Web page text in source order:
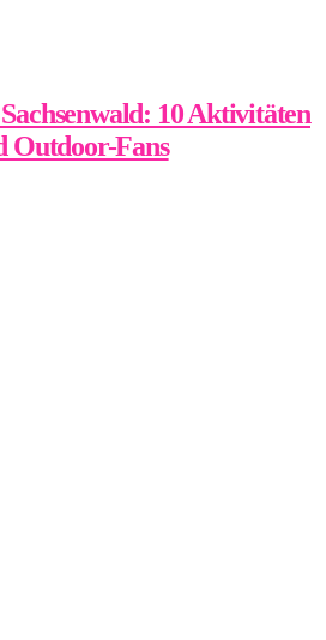
10 Aktivitäten
Outdoor-Fans